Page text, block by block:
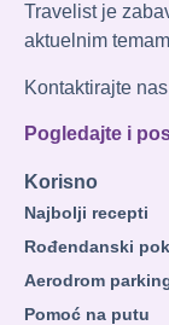
Travelist je
aktuelnim
Kontaktirajte
Pogledajte i
Korisno
Najbolji recepti
Rođendanski
Aerodrom
Pomoć na putu